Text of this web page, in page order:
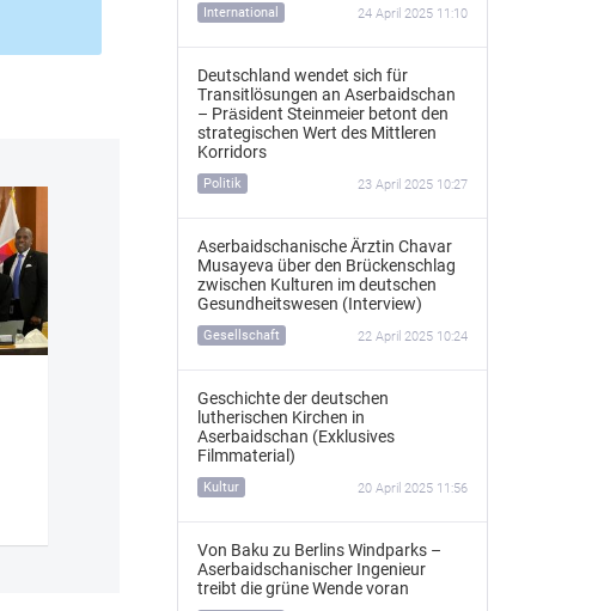
International 24 April 2025 11:10
Deutschland wendet sich für
Transitlösungen an Aserbaidschan
– Präsident Steinmeier betont den
strategischen Wert des Mittleren
Korridors
Politik 23 April 2025 10:27
Aserbaidschanische Ärztin Chavar
Musayeva über den Brückenschlag
zwischen Kulturen im deutschen
Gesundheitswesen (Interview)
Gesellschaft 22 April 2025 10:24
Geschichte der deutschen
lutherischen Kirchen in
Aserbaidschan (Exklusives
Filmmaterial)
Kultur 20 April 2025 11:56
Von Baku zu Berlins Windparks –
Aserbaidschanischer Ingenieur
treibt die grüne Wende voran